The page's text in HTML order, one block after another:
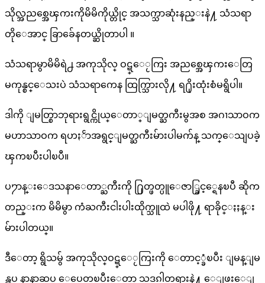
သိုလ္အညစ္အေၾကးကိုမိမိကိုယ္တိုင္ အသက္သာဆုံးနည္းနဲ႔ သံသရာ
တိုေအာင္ ခြာခ်ေနတယ္ဆိုတာပါ ။
သံသရာမွာမိမိရဲ႕ အကုသိုလ္ ဝဋ္ေႂကြး အညစ္အေၾကးေတြ
မကုန္စင္ေသးပဲ သံသရာကေန ထြက္သြားလို႔ ရ႐ိုးထုံးစံမရွိပါ။
ဒါကို ျမတ္စြာဘုရားရွင္ကိုယ္ေတာ္ျမတ္ႀကီးမွအစ အဂၢသာဝက
မဟာသာဝက ရဟႏၲာအရွင္ျမတ္ႀကီးမ်ားပါမက်န္ သက္ေသျပခဲ့
ၾကၿပီးပါၿပီ။
ပ႒ာန္းေဒသနာေတာ္ႀကီးကို ႐ြတ္ဖတ္ပူေဇာ္ခြင့္ရေနၿပီ ဆိုက
တည္းက မိမိမွာ ကံႀကီးငါးပါးထိုက္သူထဲ မပါဖို႔ ရာခိုင္ႏႈန္း
မ်ားပါတယ္။
ဒီေတာ့ ရွိသမွ် အကုသိုလ္ဝဋ္ေႂကြးကို ေတာင့္ခံၿပီး ျမန္ျမ
န္ဆပ္ နာနာဆပ္ ေပေတၿပီးေတာ့ သဒၵါတရားနဲ႔ ေျဖးေျ